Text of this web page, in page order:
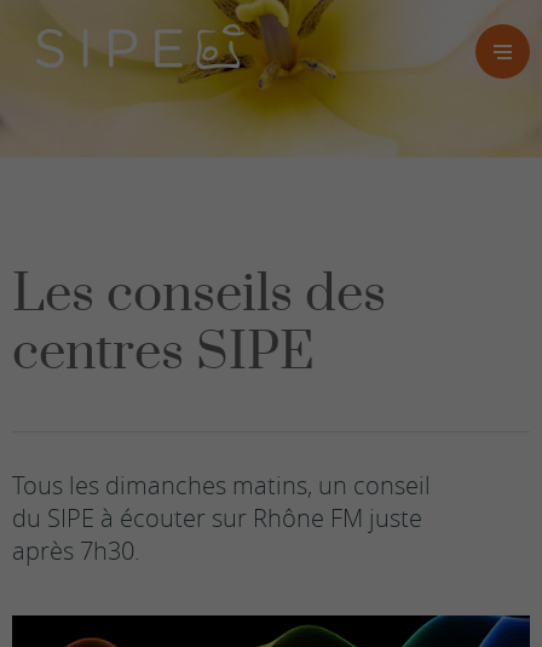
Les conseils des
centres SIPE
Tous les dimanches matins, un conseil
du SIPE à écouter sur Rhône FM juste
après 7h30.